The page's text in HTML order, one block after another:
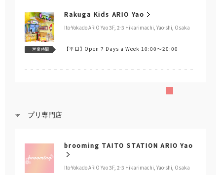
Rakuga Kids ARIO Yao
Ito-Yokado ARIO Yao 3F, 2-3 Hikarimachi, Yao-shi, Osaka
営業時間 【平日】 Open 7 Days a Week 10:00～20:00
プリ専門店
brooming TAITO STATION ARIO Yao
Ito-Yokado ARIO Yao 3F, 2-3 Hikarimachi, Yao-shi, Osaka